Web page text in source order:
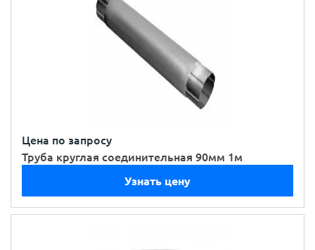
Цена по запросу
Труба круглая соединительная 90мм 1м
Узнать цену